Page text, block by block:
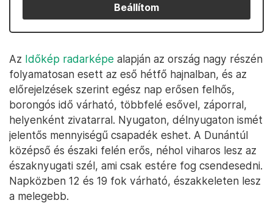
Beállítom
Az Időkép radarképe alapján az ország nagy részén
folyamatosan esett az eső hétfő hajnalban, és az
előrejelzések szerint egész nap erősen felhős,
borongós idő várható, többfelé esővel, záporral,
helyenként zivatarral. Nyugaton, délnyugaton ismét
jelentős mennyiségű csapadék eshet. A Dunántúl
középső és északi felén erős, néhol viharos lesz az
északnyugati szél, ami csak estére fog csendesedni.
Napközben 12 és 19 fok várható, északkeleten lesz
a melegebb.